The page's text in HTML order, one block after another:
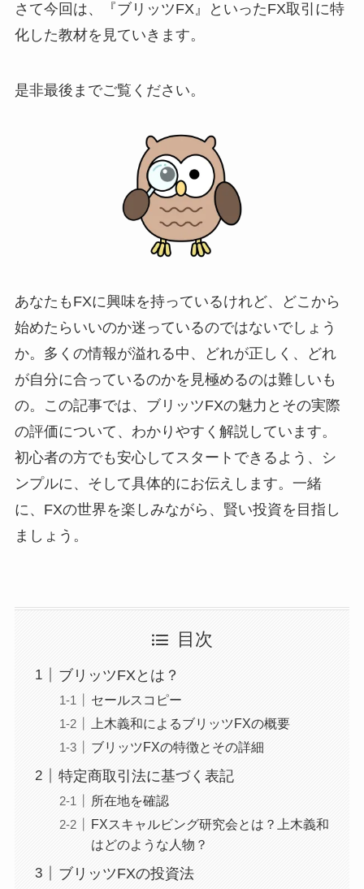
さて今回は、『ブリッツFX』といったFX取引に特
化した教材を見ていきます。
是非最後までご覧ください。
あなたもFXに興味を持っているけれど、どこから
始めたらいいのか迷っているのではないでしょう
か。多くの情報が溢れる中、どれが正しく、どれ
が自分に合っているのかを見極めるのは難しいも
の。この記事では、ブリッツFXの魅力とその実際
の評価について、わかりやすく解説しています。
初心者の方でも安心してスタートできるよう、シ
ンプルに、そして具体的にお伝えします。一緒
に、FXの世界を楽しみながら、賢い投資を目指し
ましょう。
目次
ブリッツFXとは？
セールスコピー
上木義和によるブリッツFXの概要
ブリッツFXの特徴とその詳細
特定商取引法に基づく表記
所在地を確認
FXスキャルビング研究会とは？上木義和
はどのような人物？
ブリッツFXの投資法